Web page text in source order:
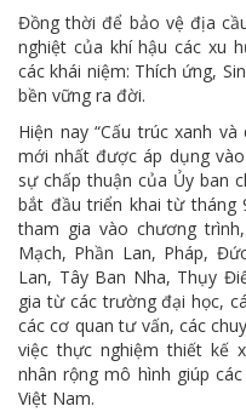
Đồng thời để bảo vệ địa
nghiệt của khí hậu các xu
các khái niệm: Thích ứng,
bền vững ra đời.
Hiện nay “Cấu trúc xanh
mới nhất được áp dụng
sự chấp thuận của Ủy ban
bắt đầu triển khai từ tháng
tham gia vào chương
Mạch, Phần Lan, Pháp,
Lan, Tây Ban Nha, Thụy
gia từ các trường đại học,
các cơ quan tư vấn, các
việc thực nghiệm thiết kế
nhân rộng mô hình giúp
Việt Nam.